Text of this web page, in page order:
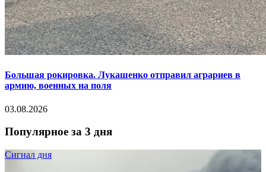
Большая рокировка. Лукашенко отправил аграриев в
армию, военных на поля
03.08.2026
Популярное за 3 дня
Сигнал дня